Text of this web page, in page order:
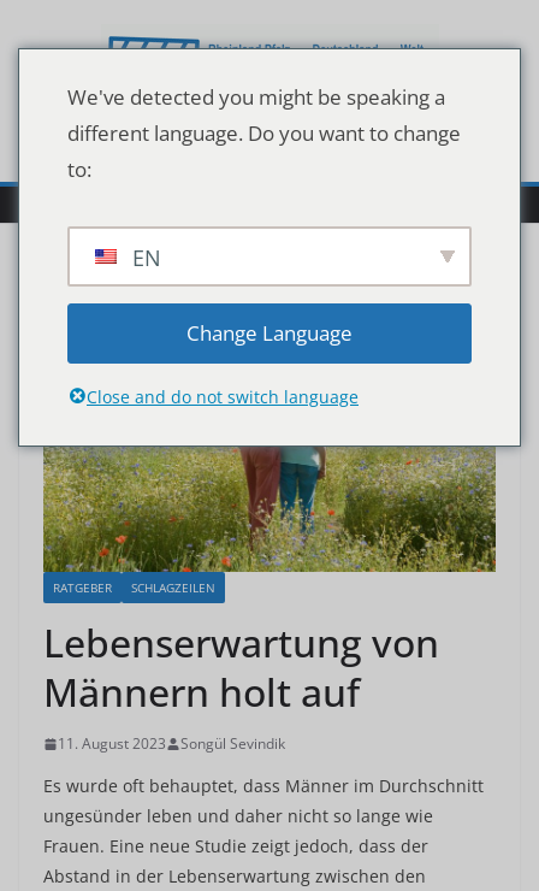
Inhalt
RATGEBER SCHLAGZEILEN
Lebenserwartung von
Männern holt auf
11. August 2023 Songül Sevindik
Es wurde oft behauptet, dass Männer im Durchschnitt
ungesünder leben und daher nicht so lange wie
Frauen. Eine neue Studie zeigt jedoch, dass der
Abstand in der Lebenserwartung zwischen den
We've detected you might be speaking a
different language. Do you want to change
to:
EN
Change Language
Close and do not switch language